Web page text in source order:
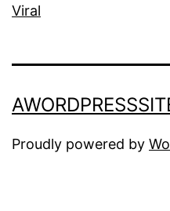
Viral
Proudly powered by